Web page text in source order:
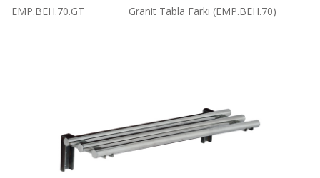
EMP.BEH.70.GT
Granit Tabla Farkı (EMP.BEH.70)